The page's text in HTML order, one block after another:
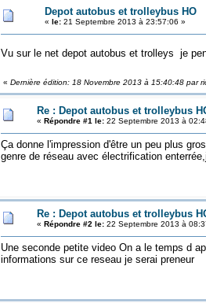
Depot autobus et trolleybus HO
« le:21 Septembre 2013 à 23:57:06 »
Vu sur le net depot autobus et trolleys je
« Dernière édition: 18 Novembre 2013 à 15:40:48 par
Re : Depot autobus et trolleybus
« Répondre #1 le:22 Septembre 2013 à
Ça donne l'impression d'être un peu plus
genre de réseau avec électrification
Re : Depot autobus et trolleybus
« Répondre #2 le:22 Septembre 2013 à
Une seconde petite video On a le temps d
informations sur ce reseau je serai